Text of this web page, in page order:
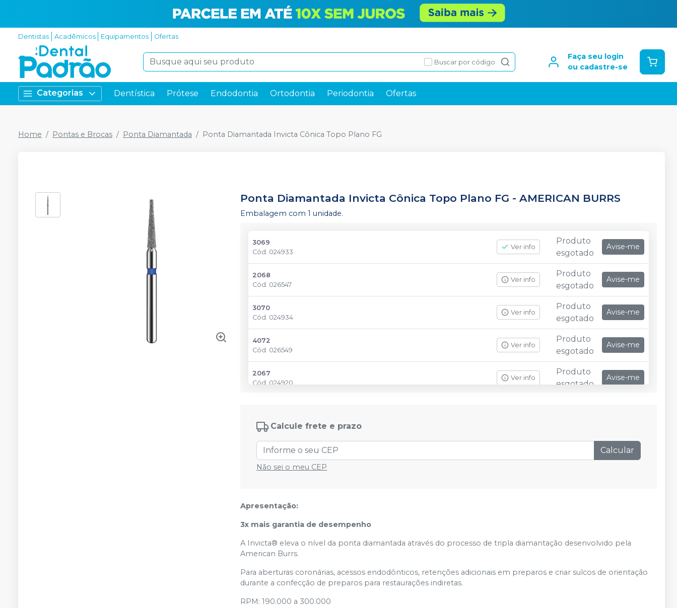
Dentistas Acadêmicos Equipamentos Ofertas
Buscar por código
Faça seu login
ou cadastre-se
Categorias Dentística Prótese Endodontia Ortodontia Periodontia Ofertas
Home Pontas e Brocas Ponta Diamantada Ponta Diamantada Invicta Cônica Topo Plano FG
Ponta Diamantada Invicta Cônica Topo Plano FG -AMERICAN BURRS
Embalagem com 1 unidade.
3069
Cód. 024933
Ver info
Produto
esgotado
Avise-me
2068
Cód. 026547
Ver info
Produto
esgotado
Avise-me
3070
Cód. 024934
Ver info
Produto
esgotado
Avise-me
4072
Cód. 026549
Ver info
Produto
esgotado
Avise-me
2067
Cód. 024920
Ver info
Produto
esgotado
Avise-me
Calcule frete e prazo
Calcular
Não sei o meu CEP
Apresentação:
3x mais garantia de desempenho
A Invicta® eleva o nível da ponta diamantada através do processo de tripla diamantação desenvolvido pela
American Burrs.
Para aberturas coronárias, acessos endodônticos, retenções adicionais em preparos e criar sulcos de orientação
durante a confecção de preparos para restaurações indiretas.
RPM: 190.000 a 300.000